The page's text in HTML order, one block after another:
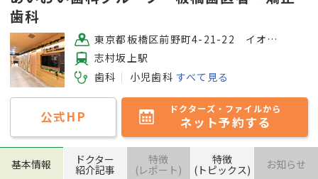
歯科
東京都板橋区前野町4-21-22 イオンスタイル板橋前野町3F
志村坂上駅
歯科
小児歯科 すべて見る
公式HP ドクターズ・ファイルから
ネット予約する
基本情報 ドクター
紹介記事
特徴
(レポート)
特徴
(トピックス) お知らせ